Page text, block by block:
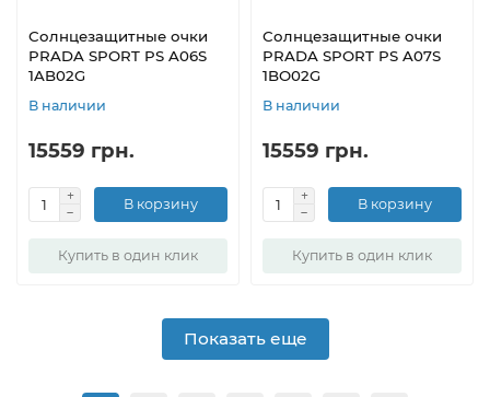
Солнцезащитные очки
PRADA SPORT PS A06S
1AB02G
В наличии
15559 грн.
В корзину
Купить в один клик
Солнцезащитные очки
PRADA SPORT PS A07S
1BO02G
В наличии
15559 грн.
В корзину
Купить в один клик
Показать еще